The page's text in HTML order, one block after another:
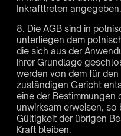
Inkrafttreten angegeben.
8. Die AGB sind in
unterliegen dem
die sich aus der
ihrer Grundlage
werden von dem für
zuständigen Gericht
eine der Bestimmungen
unwirksam erweisen, so
Gültigkeit der übrigen
Kraft bleiben.